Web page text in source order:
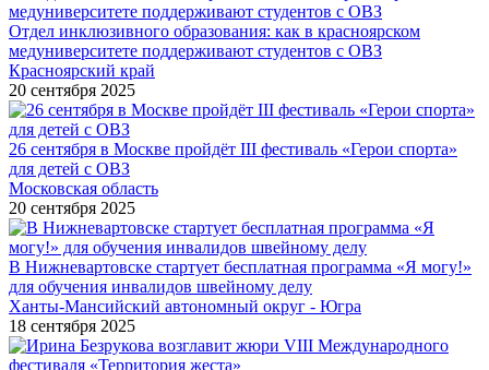
Отдел инклюзивного образования: как в красноярском
медуниверситете поддерживают студентов с ОВЗ
Красноярский край
20 сентября 2025
26 сентября в Москве пройдёт III фестиваль «Герои спорта»
для детей с ОВЗ
Московская область
20 сентября 2025
В Нижневартовске стартует бесплатная программа «Я могу!»
для обучения инвалидов швейному делу
Ханты-Мансийский автономный округ - Югра
18 сентября 2025